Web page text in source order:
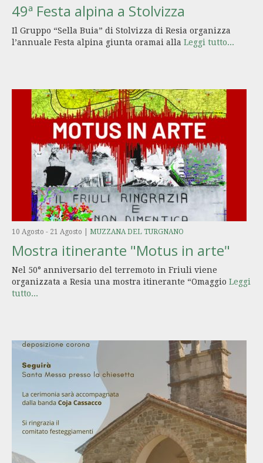
49ª Festa alpina a Stolvizza
Il Gruppo “Sella Buia” di Stolvizza di Resia organizza
l’annuale Festa alpina giunta oramai alla Leggi tutto...
10 Agosto - 21 Agosto MUZZANA DEL TURGNANO
Mostra itinerante "Motus in arte"
Nel 50° anniversario del terremoto in Friuli viene
organizzata a Resia una mostra itinerante “Omaggio Leggi
tutto...